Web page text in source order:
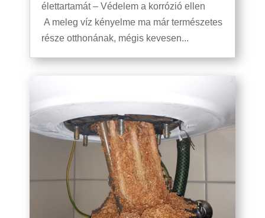
élettartamát – Védelem a korrózió ellen
A meleg víz kényelme ma már természetes
része otthonának, mégis kevesen...